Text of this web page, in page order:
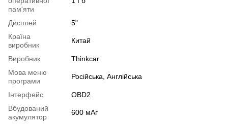
пам'яти
Дисплей
5"
Країна
виробник
Китай
Виробник
Thinkcar
Мова меню
програми
Російська, Англійська
Інтерфейс
OBD2
Вбудований
акумулятор
600 мАг